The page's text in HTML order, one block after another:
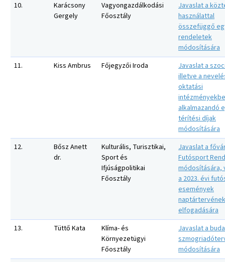
10.
Karácsony
Gergely
Vagyongazdálkodási
Főosztály
Javaslat a
használattal
összefüggő
rendeletek
módosítására
11.
Kiss Ambrus Főjegyzői Iroda
Javaslat a
illetve a
oktatási
alkalmazandó
térítési díjak
módosítására
12.
Bősz Anett
dr.
Kulturális, Turisztikai,
Sport és
Ifjúságpolitikai
Főosztály
Javaslat a
Futósport
módosítására,
a 2023. évi
események
naptártervének
elfogadására
13.
Tüttő Kata
Klíma- és
Környezetügyi
Főosztály
Javaslat a
módosítására